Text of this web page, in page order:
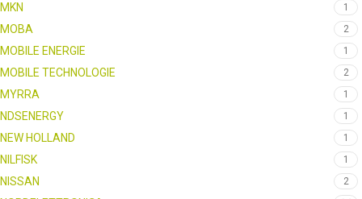
MKN 1
MOBA 2
MOBILE ENERGIE 1
MOBILE TECHNOLOGIE 2
MYRRA 1
NDSENERGY 1
NEW HOLLAND 1
NILFISK 1
NISSAN 2